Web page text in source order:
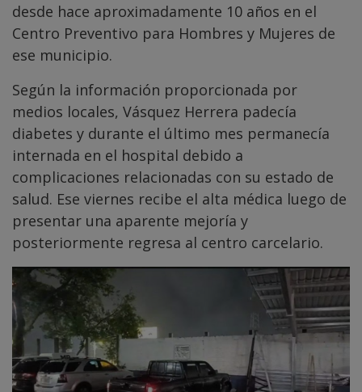
desde hace aproximadamente 10 años en el
Centro Preventivo para Hombres y Mujeres de
ese municipio.
Según la información proporcionada por
medios locales, Vásquez Herrera padecía
diabetes y durante el último mes permanecía
internada en el hospital debido a
complicaciones relacionadas con su estado de
salud. Ese viernes recibe el alta médica luego de
presentar una aparente mejoría y
posteriormente regresa al centro carcelario.